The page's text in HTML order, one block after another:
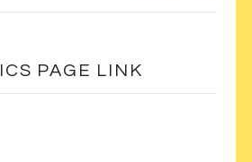
PAGE LINK